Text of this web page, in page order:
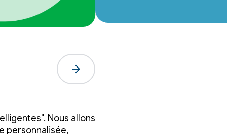
arrow_forward
Nous allons
personnalisée,